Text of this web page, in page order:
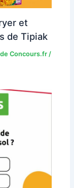
et
de Tipiak
de Concours.fr /